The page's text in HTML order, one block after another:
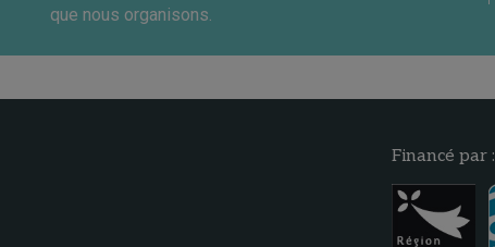
que nous organisons.
Financé par :